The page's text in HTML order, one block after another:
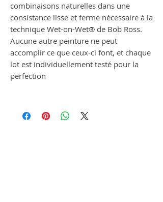
combinaisons naturelles dans une
consistance lisse et ferme nécessaire à la
technique Wet-on-Wet® de Bob Ross.
Aucune autre peinture ne peut
accomplir ce que ceux-ci font, et chaque
lot est individuellement testé pour la
perfection